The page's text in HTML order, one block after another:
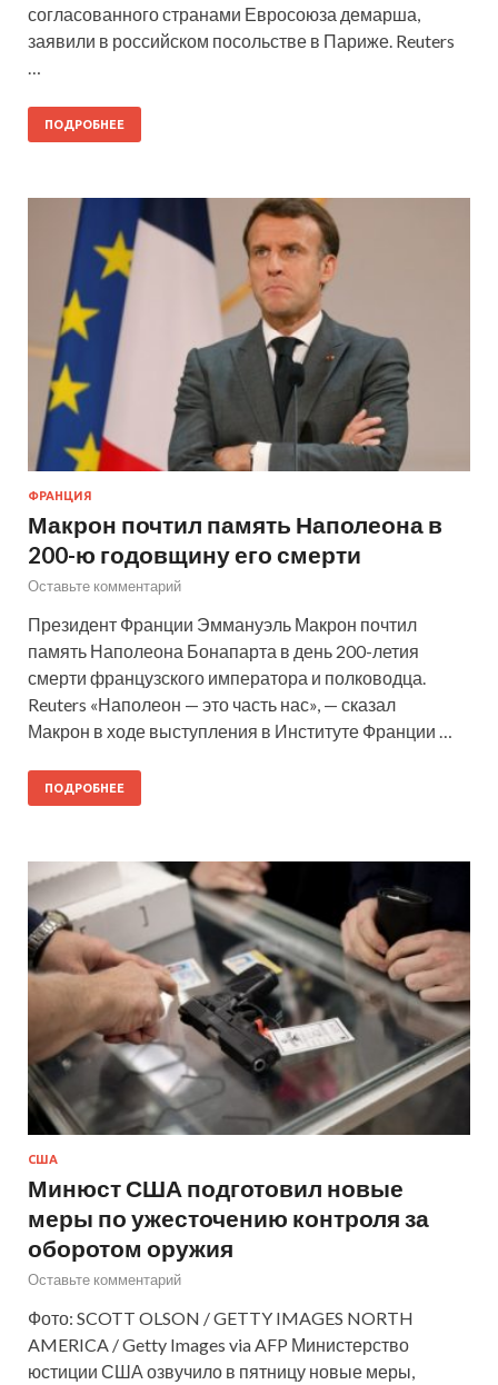
согласованного странами Евросоюза демарша,
заявили в российском посольстве в Париже. Reuters
…
ПОДРОБНЕЕ
ФРАНЦИЯ
Макрон почтил память Наполеона в
200-ю годовщину его смерти
Оставьте комментарий
Президент Франции Эммануэль Макрон почтил
память Наполеона Бонапарта в день 200-летия
смерти французского императора и полководца.
Reuters «Наполеон — это часть нас», — сказал
Макрон в ходе выступления в Институте Франции …
ПОДРОБНЕЕ
США
Минюст США подготовил новые
меры по ужесточению контроля за
оборотом оружия
Оставьте комментарий
Фото: SCOTT OLSON / GETTY IMAGES NORTH
AMERICA / Getty Images via AFP Министерство
юстиции США озвучило в пятницу новые меры,